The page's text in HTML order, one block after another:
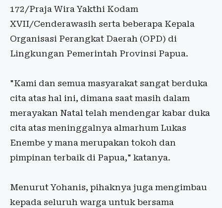
172/Praja Wira Yakthi Kodam
XVII/Cenderawasih serta beberapa Kepala
Organisasi Perangkat Daerah (OPD) di
Lingkungan Pemerintah Provinsi Papua.
"Kami dan semua masyarakat sangat berduka
cita atas hal ini, dimana saat masih dalam
merayakan Natal telah mendengar kabar duka
cita atas meninggalnya almarhum Lukas
Enembe y mana merupakan tokoh dan
pimpinan terbaik di Papua," katanya.
Menurut Yohanis, pihaknya juga mengimbau
kepada seluruh warga untuk bersama